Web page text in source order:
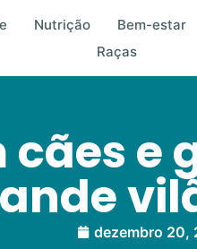
Nutrição Bem-estar
Raças
e
dezembro 20,